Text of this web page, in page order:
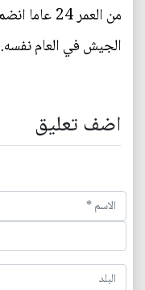
الجيش في العام نفسه.
اضف تعليق